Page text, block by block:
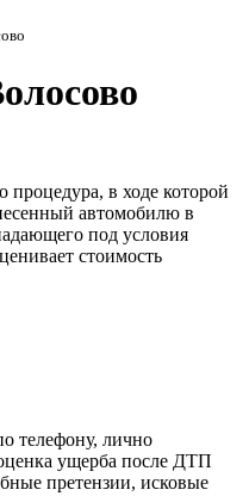
процедура, в ходе которой
автомобилю в
под условия
стоимость
телефону, лично
ущерба после ДТП
претензии, исковые